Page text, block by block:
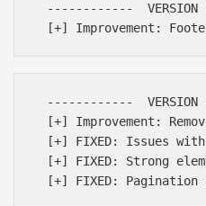
------------  VERSION
------------  VERSION
[+] Improvement:
[+] FIXED: Issues
[+] FIXED: Strong